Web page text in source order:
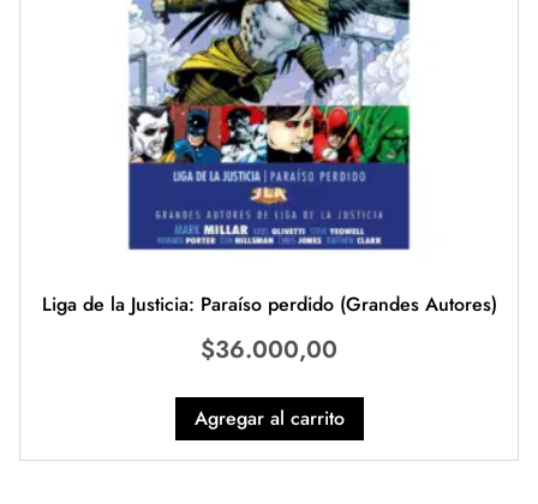
Liga de la Justicia: Paraíso perdido (Grandes Autores)
$36.000,00
Agregar al carrito